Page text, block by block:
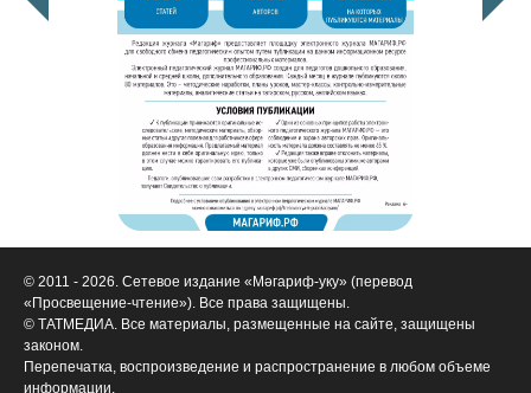
© 2011 - 2026. Сетевое издание «Мәгариф-уку» (перевод
«Просвещение-чтение»). Все права защищены.
© ТАТМЕДИА. Все материалы, размещенные на сайте, защищены
законом.
Перепечатка, воспроизведение и распространение в любом объеме
информации,